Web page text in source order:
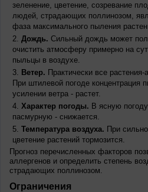
зеленение, цветение, созревание
людей, страдающих поллинозом,
фаза максимального пыления
Дождь. Сильный дождь может
очистить атмосферу примерно на
пыльцы в воздухе.
Ветер. Практически все
При штилевой погоде
усилении ветра - растет.
Характер погоды. В ясную
пасмурную - снижается.
Температура воздуха. При
цветение растений тормозится.
Прогноз перечисленных факторов
аллергенов и определить степень
страдающих поллинозом.
Ограничения